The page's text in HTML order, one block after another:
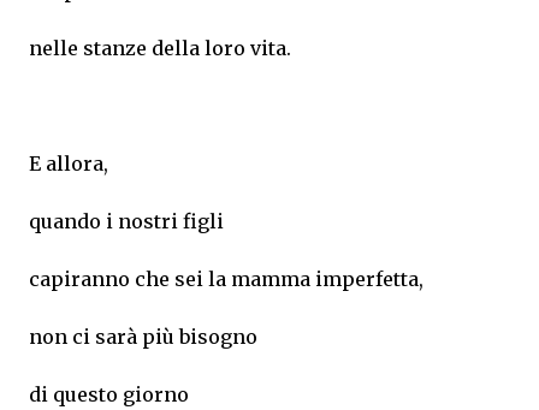
nelle stanze della loro vita.
E allora,
quando i nostri figli
capiranno che sei la mamma imperfetta,
non ci sarà più bisogno
di questo giorno